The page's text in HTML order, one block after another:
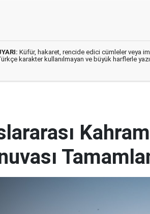
Küfür, hakaret, rencide edici cümleler veya
karakter kullanılmayan ve büyük harflerle